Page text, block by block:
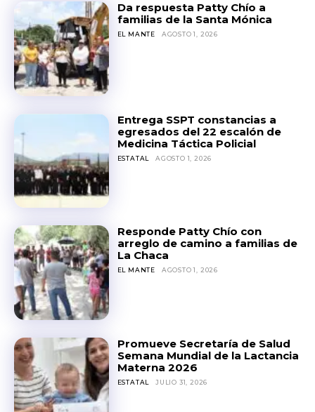
Da respuesta Patty Chío a
familias de la Santa Mónica
EL MANTE AGOSTO 1, 2026
Entrega SSPT constancias a
egresados del 22 escalón de
Medicina Táctica Policial
ESTATAL AGOSTO 1, 2026
Responde Patty Chío con
arreglo de camino a familias de
La Chaca
EL MANTE AGOSTO 1, 2026
Promueve Secretaría de Salud
Semana Mundial de la Lactancia
Materna 2026
ESTATAL JULIO 31, 2026